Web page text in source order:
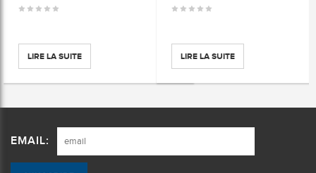
LIRE LA SUITE LIRE LA SUITE
EMAIL: